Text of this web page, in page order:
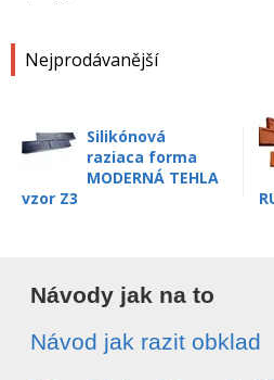
Nejprodávanější
Silikónová
raziaca forma
MODERNÁ TEHLA
vzor Z3
Návody jak na to
Návod jak razit obklad